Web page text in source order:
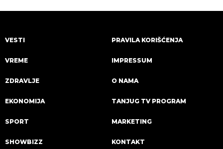
VESTI
VREME
ZDRAVLJE
EKONOMIJA
SPORT
SHOWBIZZ
PRAVILA KORIŠĆENJA
IMPRESSUM
O NAMA
TANJUG TV PROGRAM
MARKETING
KONTAKT